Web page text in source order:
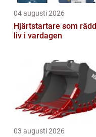
04 augusti 2026
Hjärtstartare som
liv i vardagen
03 augusti 2026